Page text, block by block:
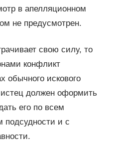
в апелляционном
не предусмотрен.
свою силу, то
конфликт
обычного искового
должен оформить
его по всем
подсудности и с